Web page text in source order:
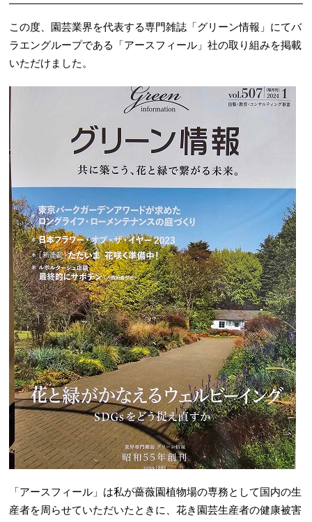
この度、園芸業界を代表する専門雑誌「グリーン情報」にてバ
ラエングループである「アースフィール」社の取り組みを掲載
いただけました。
「アースフィール」は私が薔薇園植物場の専務として国内の生
産者を周らせていただいたときに、花き園芸生産者の健康被害